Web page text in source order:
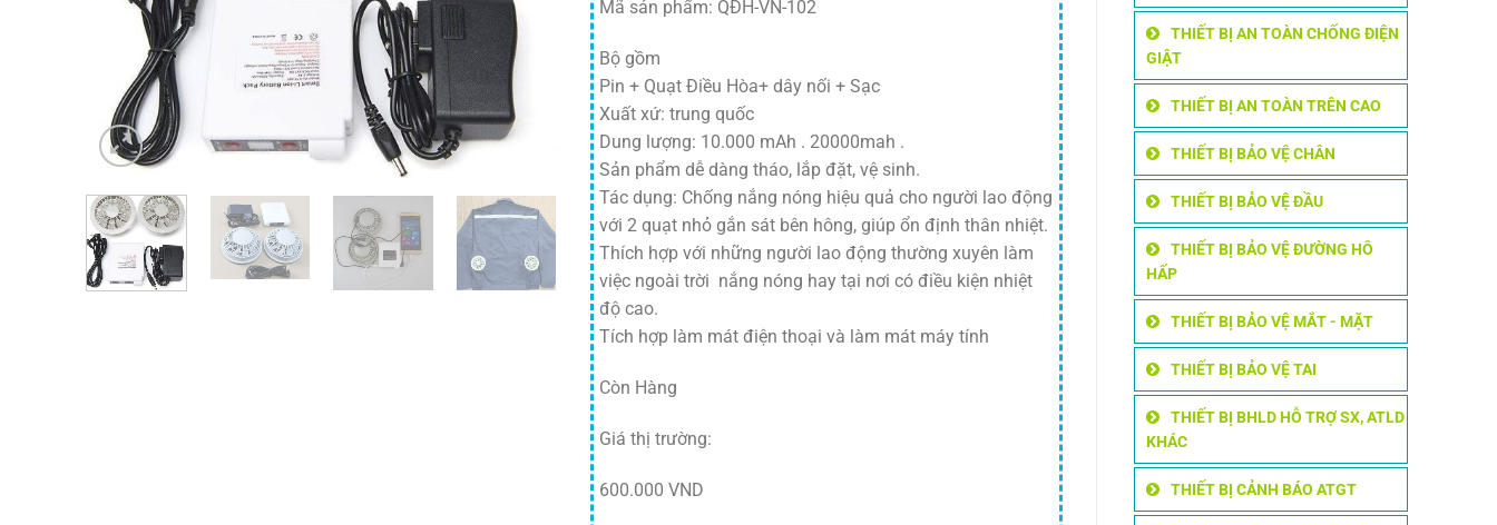
THIẾT BỊ AN TOÀN CHỐNG ĐIỆN
GIẬT
THIẾT BỊ AN TOÀN TRÊN CAO
THIẾT BỊ BẢO VỆ CHÂN
THIẾT BỊ BẢO VỆ ĐẦU
THIẾT BỊ BẢO VỆ ĐƯỜNG HÔ
HẤP
THIẾT BỊ BẢO VỆ MẮT - MẶT
THIẾT BỊ BẢO VỆ TAI
THIẾT BỊ BHLD HỖ TRỢ SX, ATLD
KHÁC
THIẾT BỊ CẢNH BÁO ATGT
Mã sản phẩm: QĐH-VN-102
Bộ gồm
Pin + Quạt Điều Hòa+ dây nối + Sạc
Xuất xứ: trung quốc
Dung lượng: 10.000 mAh . 20000mah .
Sản phẩm dễ dàng tháo, lắp đặt, vệ sinh.
Tác dụng: Chống nắng nóng hiệu quả cho người lao động
với 2 quạt nhỏ gắn sát bên hông, giúp ổn định thân nhiệt.
Thích hợp với những người lao động thường xuyên làm
việc ngoài trời nắng nóng hay tại nơi có điều kiện nhiệt
độ cao.
Tích hợp làm mát điện thoại và làm mát máy tính
Còn Hàng
Giá thị trường:
600.000 VND